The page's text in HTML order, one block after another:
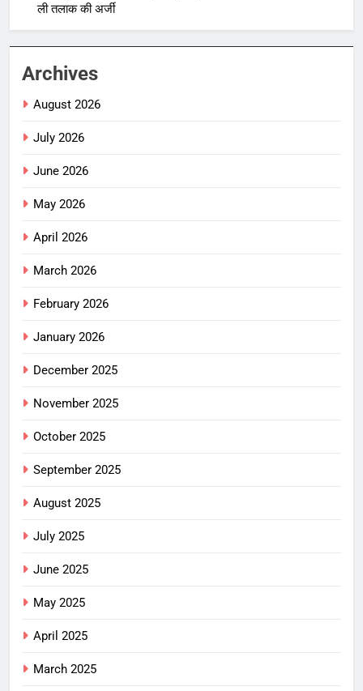
ली तलाक की अर्जी
Archives
August 2026
July 2026
June 2026
May 2026
April 2026
March 2026
February 2026
January 2026
December 2025
November 2025
October 2025
September 2025
August 2025
July 2025
June 2025
May 2025
April 2025
March 2025